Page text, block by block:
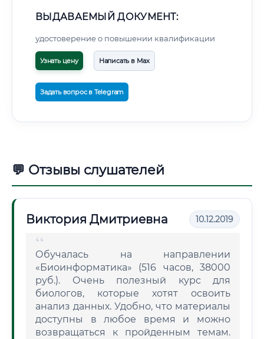
ВЫДАВАЕМЫЙ ДОКУМЕНТ:
удостоверение о повышении квалификации
Узнать цену Написать в Max
Задать вопрос в Telegram
💬 Отзывы слушателей
Виктория Дмитриевна 10.12.2019
Обучалась на направлении
«Биоинформатика» (516 часов, 38000
руб.). Очень полезный курс для
биологов, которые хотят освоить
анализ данных. Удобно, что материалы
доступны в любое время и можно
возвращаться к пройденным темам.